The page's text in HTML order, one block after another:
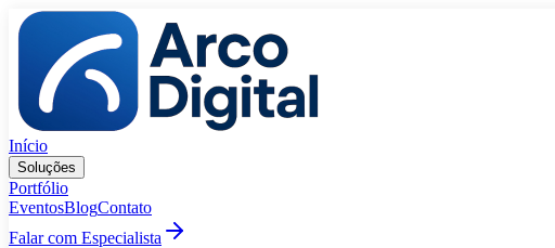
Pular para o conteúdo
Início
Soluções
Portfólio
EventosBlogContato
Falar com Especialista